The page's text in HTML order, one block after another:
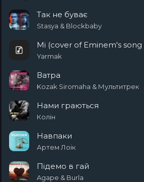
Так не буває
Stasya & Blockbaby
Yarmak
Ватра
Kozak Siromaha & Мультитрек
Нами граються
Колін
Навпаки
Артем Лоік
Підемо в гай
Agape & Burla